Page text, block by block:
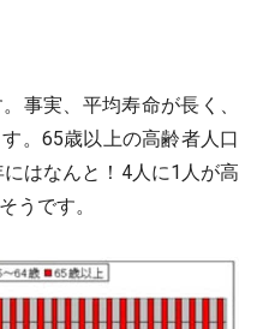
事実、平均寿命が長く、
。65歳以上の高齢者人口
はなんと！4人に1人が高
うです。